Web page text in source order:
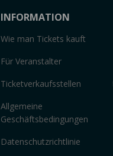
INFORMATION
Wie man Tickets kauft
Für Veranstalter
Ticketverkaufsstellen
Allgemeine
Geschäftsbedingungen
Datenschutzrichtlinie